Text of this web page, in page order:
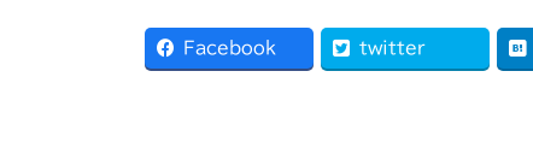
Facebook twitter